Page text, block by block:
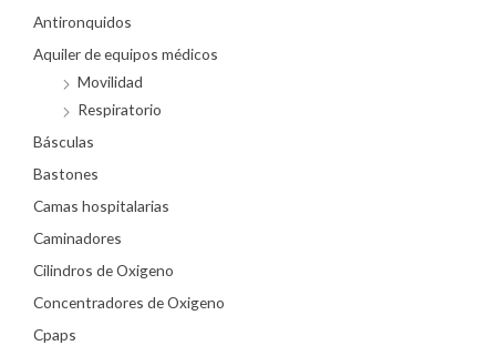
Antironquidos
Aquiler de equipos médicos
Movilidad
Respiratorio
Básculas
Bastones
Camas hospitalarias
Caminadores
Cilindros de Oxigeno
Concentradores de Oxigeno
Cpaps